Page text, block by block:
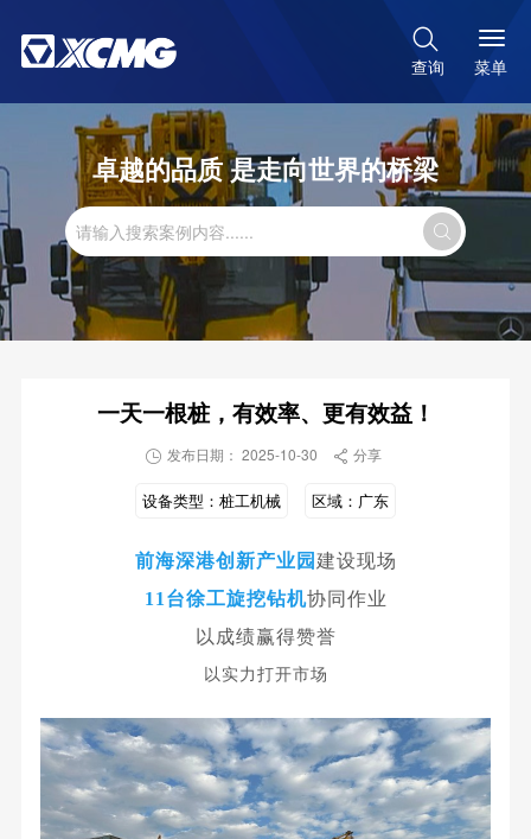

查询 菜单
卓越的品质 是走向世界的桥梁

一天一根桩，有效率、更有效益！
 发布日期： 2025-10-30  分享
设备类型： 桩工机械 区域： 广东
前海深港创新产业园 建设现场
11台徐工旋挖钻机协同作业
以成绩赢得赞誉
以实力打开市场